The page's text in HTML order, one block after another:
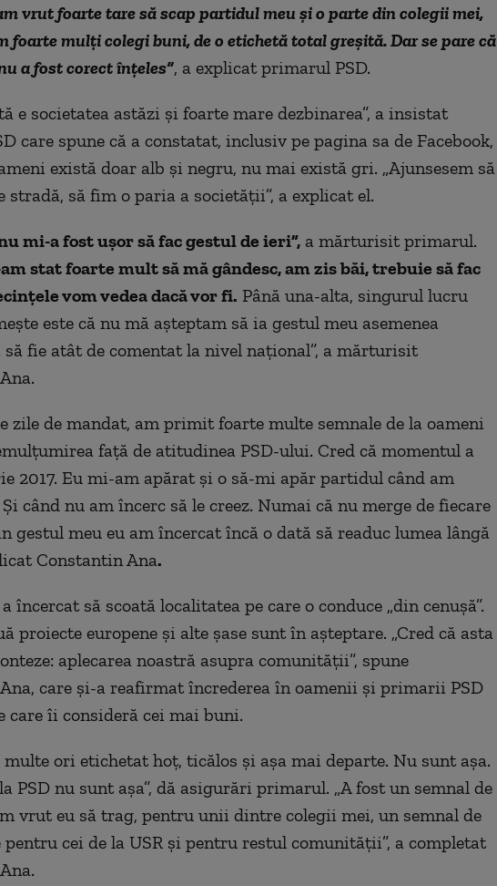
vrut foarte tare să scap partidul meu și o parte din colegii mei,
foarte mulți colegi buni, de o etichetă total greșită. Dar se pare că
a fost corect înțeles”, a explicat primarul PSD.
e societatea astăzi și foarte mare dezbinarea”, a insistat
care spune că a constatat, inclusiv pe pagina sa de Facebook,
există doar alb și negru, nu mai există gri. „Ajunsesem să
să fim o paria a societății”, a explicat el.
mi-a fost ușor să fac gestul de ieri”,a mărturisit primarul.
stat foarte mult să mă gândesc, am zis băi, trebuie să fac
vom vedea dacă vor fi. Până una-alta, singurul lucru
este că nu mă așteptam să ia gestul meu asemenea
să fie atât de comentat la nivel național”, a mărturisit
zile de mandat, am primit foarte multe semnale de la oameni
față de atitudinea PSD-ului. Cred că momentul a
2017. Eu mi-am apărat și o să-mi apăr partidul când am
când nu am încerc să le creez. Numai că nu merge de fiecare
gestul meu eu am încercat încă o dată să readuc lumea lângă
Constantin Ana.
încercat să scoată localitatea pe care o conduce „din cenușă”.
proiecte europene și alte șase sunt în așteptare. „Cred că asta
aplecarea noastră asupra comunității”, spune
care și-a reafirmat încrederea în oamenii și primarii PSD
care îi consideră cei mai buni.
multe ori etichetat hoț, ticălos și așa mai departe. Nu sunt așa.
PSD nu sunt așa”, dă asigurări primarul. „A fost un semnal de
vrut eu să trag, pentru unii dintre colegii mei, un semnal de
cei de la USR și pentru restul comunității”, a completat